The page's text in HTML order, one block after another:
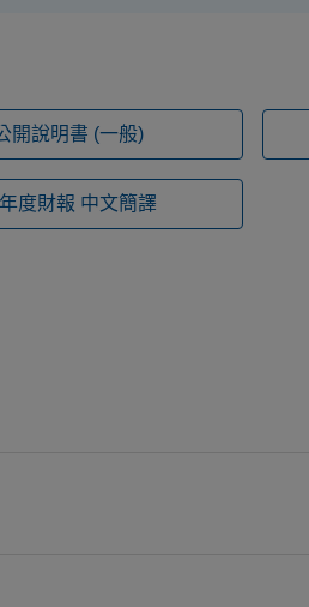
開說明書 (一般)
度財報 中文簡譯